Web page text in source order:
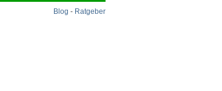
Blog - Ratgeber